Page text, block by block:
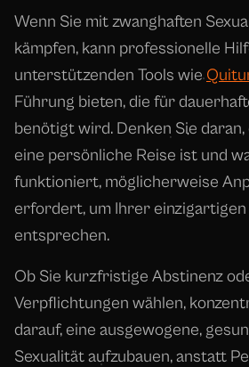
Wenn Sie mit zwanghaften
kämpfen, kann professionelle
unterstützenden Tools wie
Führung bieten, die für
benötigt wird. Denken Sie daran,
eine persönliche Reise ist und
funktioniert, möglicherweise
erfordert, um Ihrer einzigartigen
entsprechen.
Ob Sie kurzfristige Abstinenz
Verpflichtungen wählen,
darauf, eine ausgewogene,
Sexualität aufzubauen, anstatt